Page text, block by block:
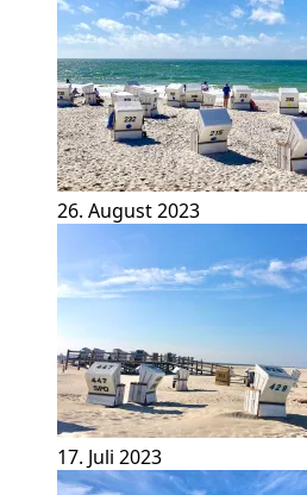
26. August 2023
17. Juli 2023